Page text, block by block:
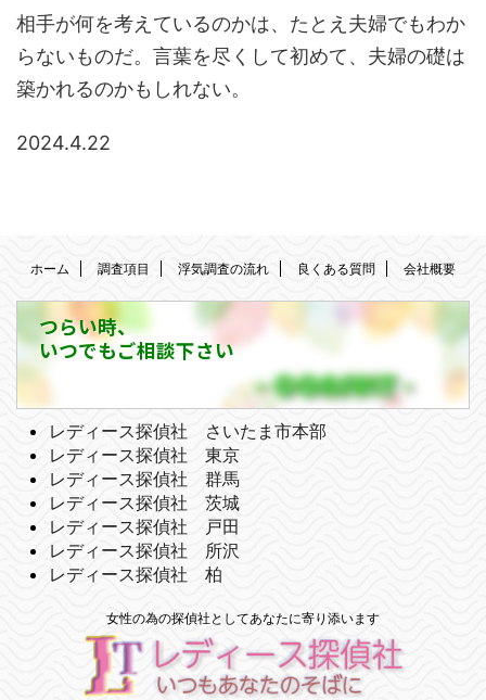
相手が何を考えているのかは、たとえ夫婦でもわか
らないものだ。言葉を尽くして初めて、夫婦の礎は
築かれるのかもしれない。
2024.4.22
ホーム 調査項目 浮気調査の流れ 良くある質問 会社概要
つらい時、
いつでもご相談下さい
レディース探偵社 さいたま市本部
レディース探偵社 東京
レディース探偵社 群馬
レディース探偵社 茨城
レディース探偵社 戸田
レディース探偵社 所沢
レディース探偵社 柏
女性の為の探偵社としてあなたに寄り添います